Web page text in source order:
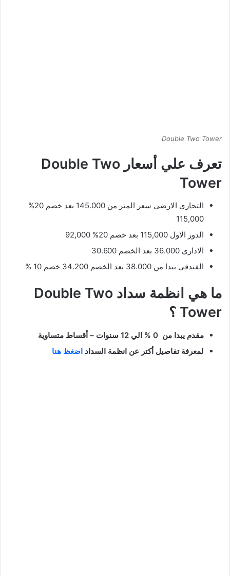
Double Two Tower
تعرف علي أسعار Double Two
Tower
التجارى الارضى سعر المتر من 145.000 بعد خصم 20%؜
115,000
الدور الاول 115,000 بعد خصم 20%؜ 92,000
الادارى 36.000 بعد الخصم 30.600
الفندقى يبدا من 38.000 بعد الخصم 34.200 خصم 10 %
ما هي انظمة سداد Double Two
Tower ؟
مقدم يبدا من 0 % الي 12 سنوات – أقساط متساوية
لمعرفة تفاصيل أكتر عن انظمة السداد اضغظ هنا